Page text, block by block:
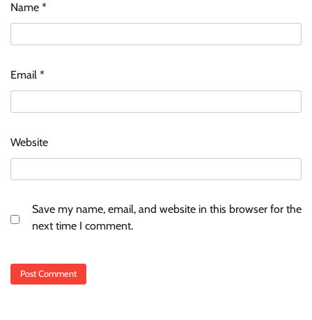
Name *
Email *
Website
Save my name, email, and website in this browser for the
next time I comment.